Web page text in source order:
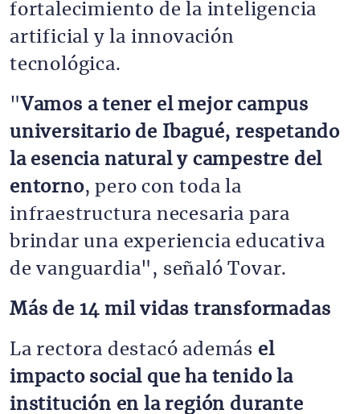
fortalecimiento de la inteligencia
artificial y la innovación
tecnológica.
"Vamos a tener el mejor campus
universitario de Ibagué, respetando
la esencia natural y campestre del
entorno, pero con toda la
infraestructura necesaria para
brindar una experiencia educativa
de vanguardia", señaló Tovar.
Más de 14 mil vidas transformadas
La rectora destacó además el
impacto social que ha tenido la
institución en la región durante